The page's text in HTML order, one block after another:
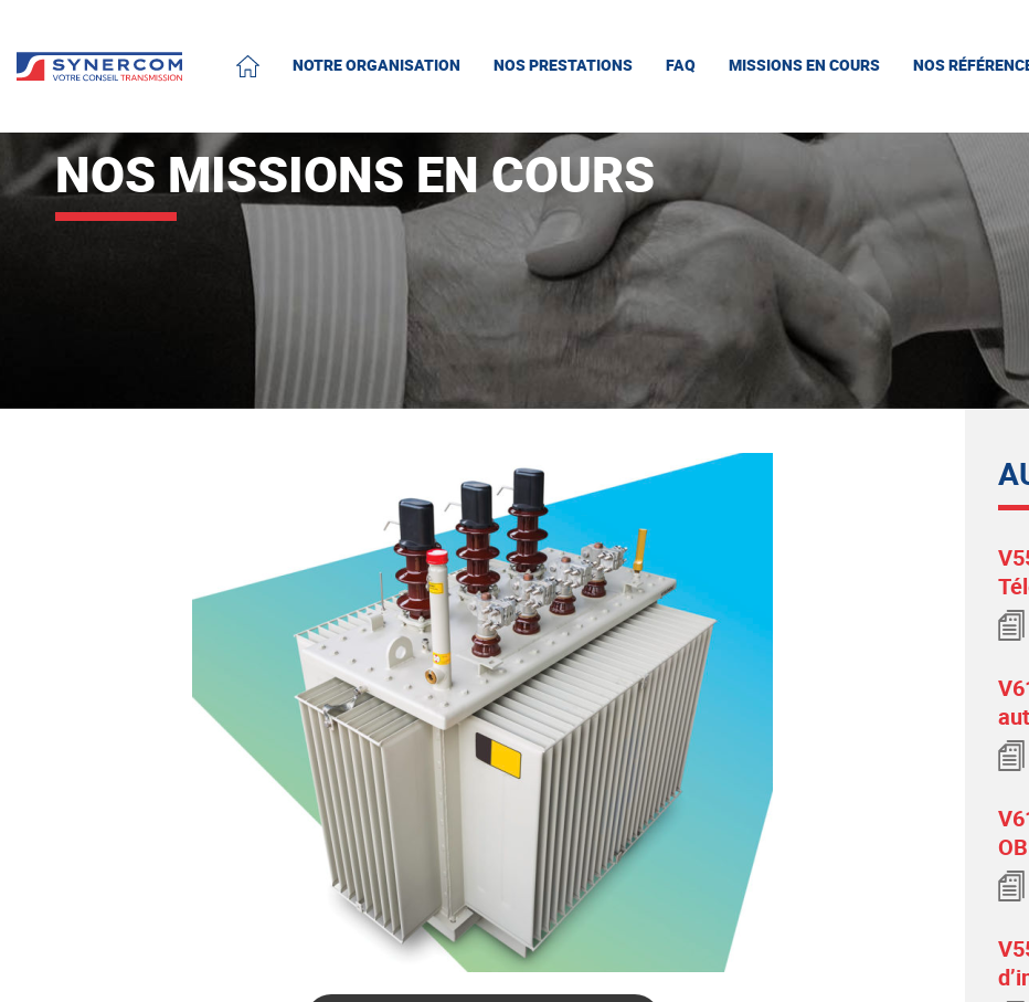
ACCUEIL
NOTRE ORGANISATION NOS PRESTATIONS FAQ MISSIONS EN COURS NOS
NOS MISSIONS EN COURS